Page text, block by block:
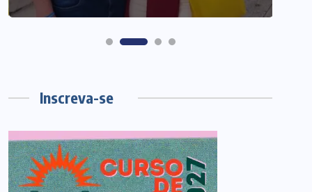
Inscreva-se